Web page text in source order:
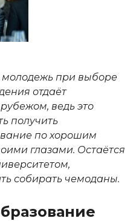
молодежь при выборе
отдаёт
ведь это
получить
по хорошим
глазами. Остаётся
собирать чемоданы.